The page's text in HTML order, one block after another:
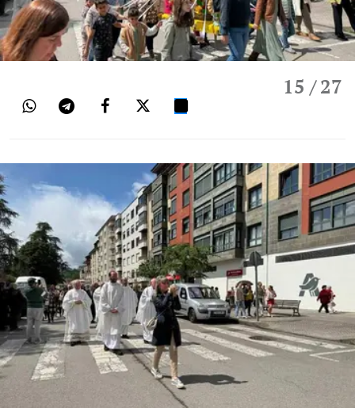
15 / 27